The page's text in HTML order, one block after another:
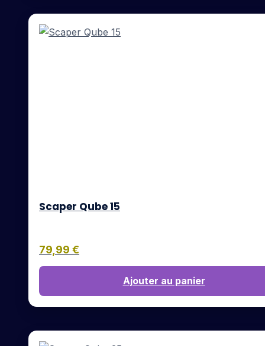
Scaper Qube 15
79,99 €
Ajouter au panier